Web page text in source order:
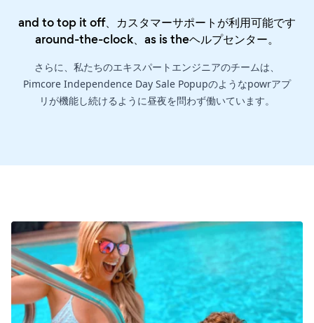
and to top it off、カスタマーサポートが利用可能です
around-the-clock、as is theヘルプセンター。
さらに、私たちのエキスパートエンジニアのチームは、
Pimcore Independence Day Sale Popupのようなpowrアプ
リが機能し続けるように昼夜を問わず働いています。